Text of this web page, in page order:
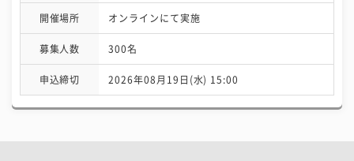
開催場所 オンラインにて実施
募集人数 300名
申込締切 2026年08月19日(水) 15:00